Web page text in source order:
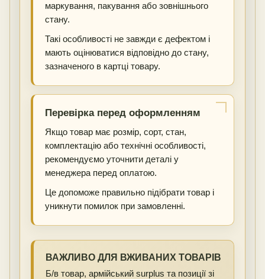
маркування, пакування або зовнішнього
стану.
Такі особливості не завжди є дефектом і
мають оцінюватися відповідно до стану,
зазначеного в картці товару.
Перевірка перед оформленням
Якщо товар має розмір, сорт, стан,
комплектацію або технічні особливості,
рекомендуємо уточнити деталі у
менеджера перед оплатою.
Це допоможе правильно підібрати товар і
уникнути помилок при замовленні.
ВАЖЛИВО ДЛЯ ВЖИВАНИХ ТОВАРІВ
Б/в товар, армійський surplus та позиції зі